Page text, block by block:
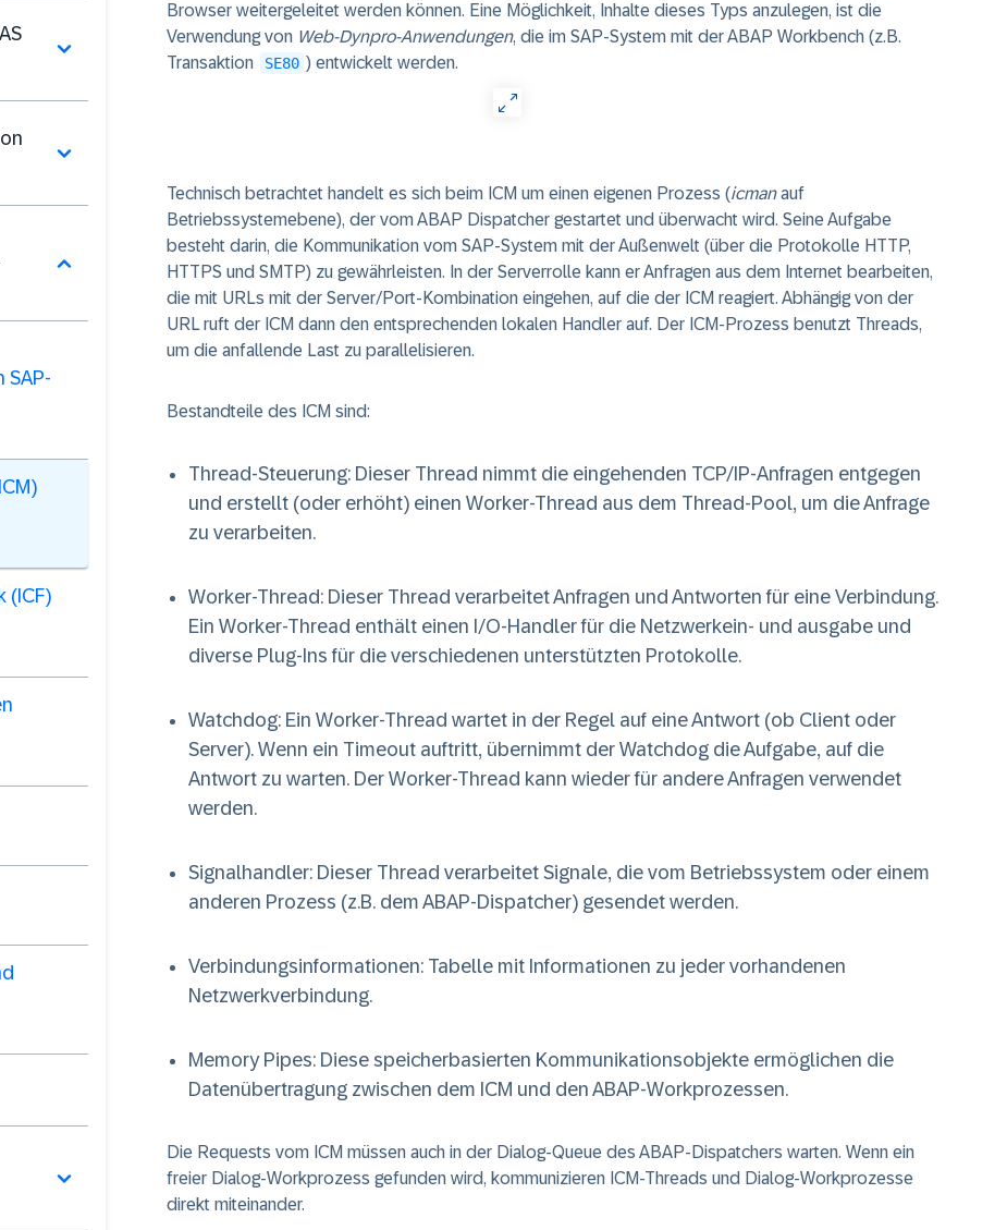
SAP-
(ICF)
Browser weitergeleitet werden können. Eine Möglichkeit, Inhalte dieses Typs anzulegen, ist die
Verwendung von Web-Dynpro-Anwendungen, die im SAP-System mit der ABAP Workbench (z.B.
Transaktion
SE80 ) entwickelt werden.
Technisch betrachtet handelt es sich beim ICM um einen eigenen Prozess (icmanauf
Betriebssystemebene), der vom ABAP Dispatcher gestartet und überwacht wird. Seine Aufgabe
besteht darin, die Kommunikation vom SAP-System mit der Außenwelt (über die Protokolle HTTP,
HTTPS und SMTP) zu gewährleisten. In der Serverrolle kann er Anfragen aus dem Internet bearbeiten,
die mit URLs mit der Server/Port-Kombination eingehen, auf die der ICM reagiert. Abhängig von der
URL ruft der ICM dann den entsprechenden lokalen Handler auf. Der ICM-Prozess benutzt Threads,
um die anfallende Last zu parallelisieren.
Bestandteile des ICM sind:
Thread-Steuerung: Dieser Thread nimmt die eingehenden TCP/IP-Anfragen entgegen
und erstellt (oder erhöht) einen Worker-Thread aus dem Thread-Pool, um die Anfrage
zu verarbeiten.
Worker-Thread: Dieser Thread verarbeitet Anfragen und Antworten für eine Verbindung.
Ein Worker-Thread enthält einen I/O-Handler für die Netzwerkein- und ausgabe und
diverse Plug-Ins für die verschiedenen unterstützten Protokolle.
Watchdog: Ein Worker-Thread wartet in der Regel auf eine Antwort (ob Client oder
Server). Wenn ein Timeout auftritt, übernimmt der Watchdog die Aufgabe, auf die
Antwort zu warten. Der Worker-Thread kann wieder für andere Anfragen verwendet
werden.
Signalhandler: Dieser Thread verarbeitet Signale, die vom Betriebssystem oder einem
anderen Prozess (z.B. dem ABAP-Dispatcher) gesendet werden.
Verbindungsinformationen: Tabelle mit Informationen zu jeder vorhandenen
Netzwerkverbindung.
Memory Pipes: Diese speicherbasierten Kommunikationsobjekte ermöglichen die
Datenübertragung zwischen dem ICM und den ABAP-Workprozessen.
Die Requests vom ICM müssen auch in der Dialog-Queue des ABAP-Dispatchers warten. Wenn ein
freier Dialog-Workprozess gefunden wird, kommunizieren ICM-Threads und Dialog-Workprozesse
direkt miteinander.